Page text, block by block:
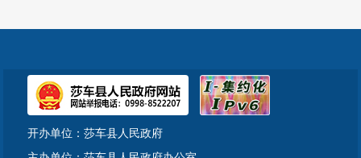
开办单位：莎车县人民政府